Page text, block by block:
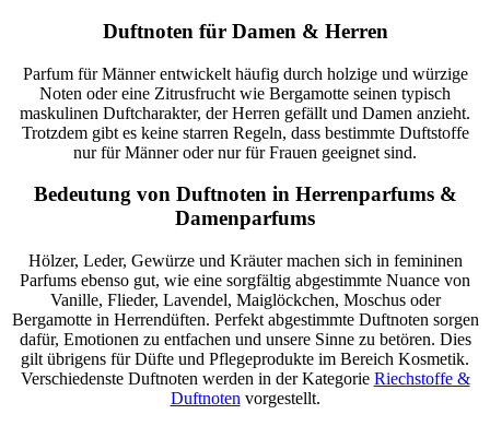
Duftnoten für Damen & Herren
Parfum für Männer entwickelt häufig durch holzige und würzige
Noten oder eine Zitrusfrucht wie Bergamotte seinen typisch
maskulinen Duftcharakter, der Herren gefällt und Damen anzieht.
Trotzdem gibt es keine starren Regeln, dass bestimmte Duftstoffe
nur für Männer oder nur für Frauen geeignet sind.
Bedeutung von Duftnoten in Herrenparfums &
Damenparfums
Hölzer, Leder, Gewürze und Kräuter machen sich in femininen
Parfums ebenso gut, wie eine sorgfältig abgestimmte Nuance von
Vanille, Flieder, Lavendel, Maiglöckchen, Moschus oder
Bergamotte in Herrendüften. Perfekt abgestimmte Duftnoten sorgen
dafür, Emotionen zu entfachen und unsere Sinne zu betören. Dies
gilt übrigens für Düfte und Pflegeprodukte im Bereich Kosmetik.
Verschiedenste Duftnoten werden in der Kategorie Riechstoffe &
Duftnoten vorgestellt.